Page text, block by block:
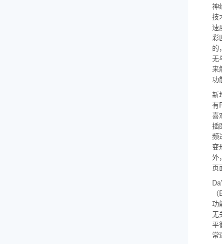
神
技
速
彩
的
无
来
功
新
有
喜
插
频
变
外
页
功
无
平
常